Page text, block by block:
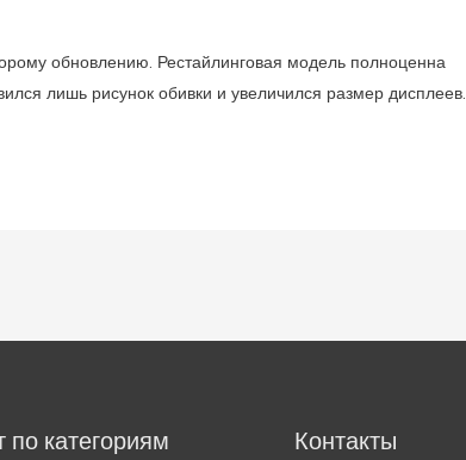
обновлению. Рестайлинговая модель полноценна
лишь рисунок обивки и увеличился размер дисплеев.
по категориям Контакты